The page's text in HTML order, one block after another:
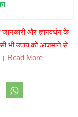
और ज्ञानवर्धन के
भी उपाय को आजमाने से
Read More